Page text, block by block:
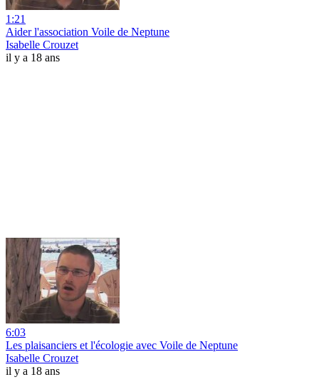
1:21
Aider l'association Voile de Neptune
Isabelle Crouzet
il y a 18 ans
6:03
Les plaisanciers et l'écologie avec Voile de Neptune
Isabelle Crouzet
il y a 18 ans